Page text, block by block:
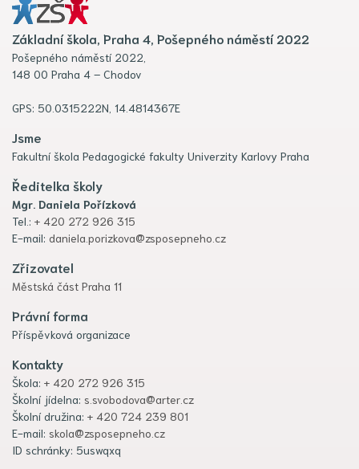
Základní škola, Praha 4, Pošepného náměstí 2022
Pošepného náměstí 2022,
148 00 Praha 4 – Chodov
GPS: 50.0315222N, 14.4814367E
Jsme
Fakultní škola Pedagogické fakulty Univerzity Karlovy Praha
Ředitelka školy
Mgr. Daniela Pořízková
Tel.: + 420 272 926 315
E-mail: daniela.porizkova@zsposepneho.cz
Zřizovatel
Městská část Praha 11
Právní forma
Příspěvková organizace
Kontakty
Škola: + 420 272 926 315
Školní jídelna: s.svobodova@arter.cz
Školní družina: + 420 724 239 801
E-mail: skola@zsposepneho.cz
ID schránky: 5uswqxq